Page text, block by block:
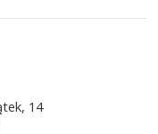
14